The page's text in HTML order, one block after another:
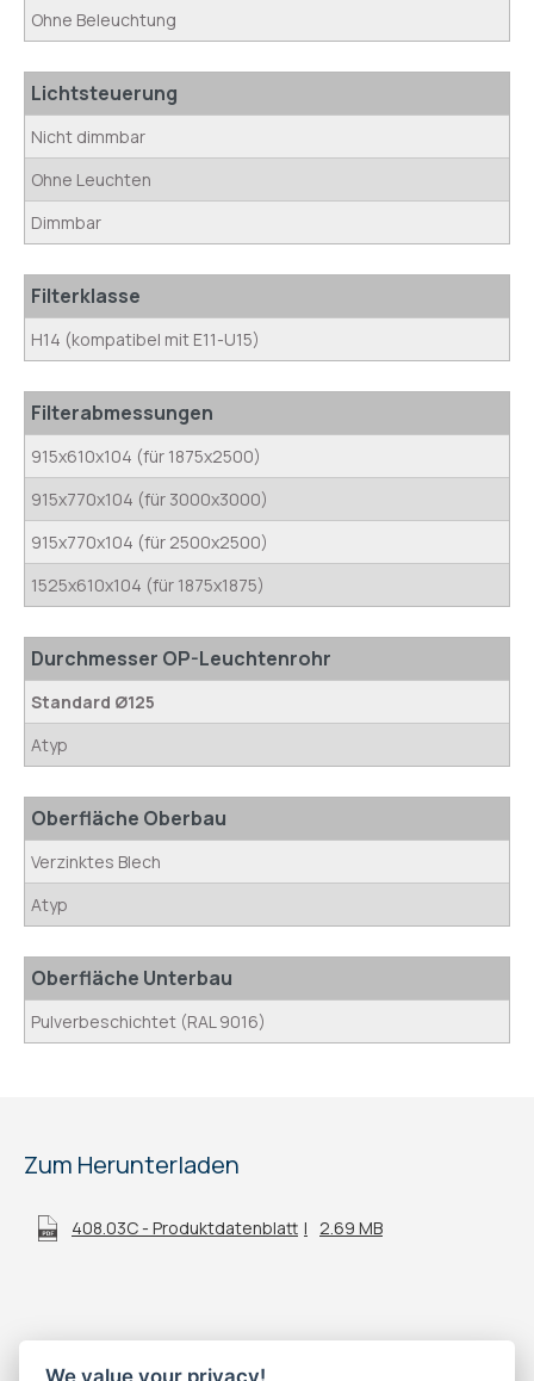
Ohne Beleuchtung
Lichtsteuerung
Nicht dimmbar
Ohne Leuchten
Dimmbar
Filterklasse
H14 (kompatibel mit E11-U15)
Filterabmessungen
915x610x104 (für 1875x2500)
915x770x104 (für 3000x3000)
915x770x104 (für 2500x2500)
1525x610x104 (für 1875x1875)
Durchmesser OP-Leuchtenrohr
Standard Ø125
Atyp
Oberfläche Oberbau
Verzinktes Blech
Atyp
Oberfläche Unterbau
Pulverbeschichtet (RAL 9016)
Zum Herunterladen
408.03C - Produktdatenblatt 2.69 MB